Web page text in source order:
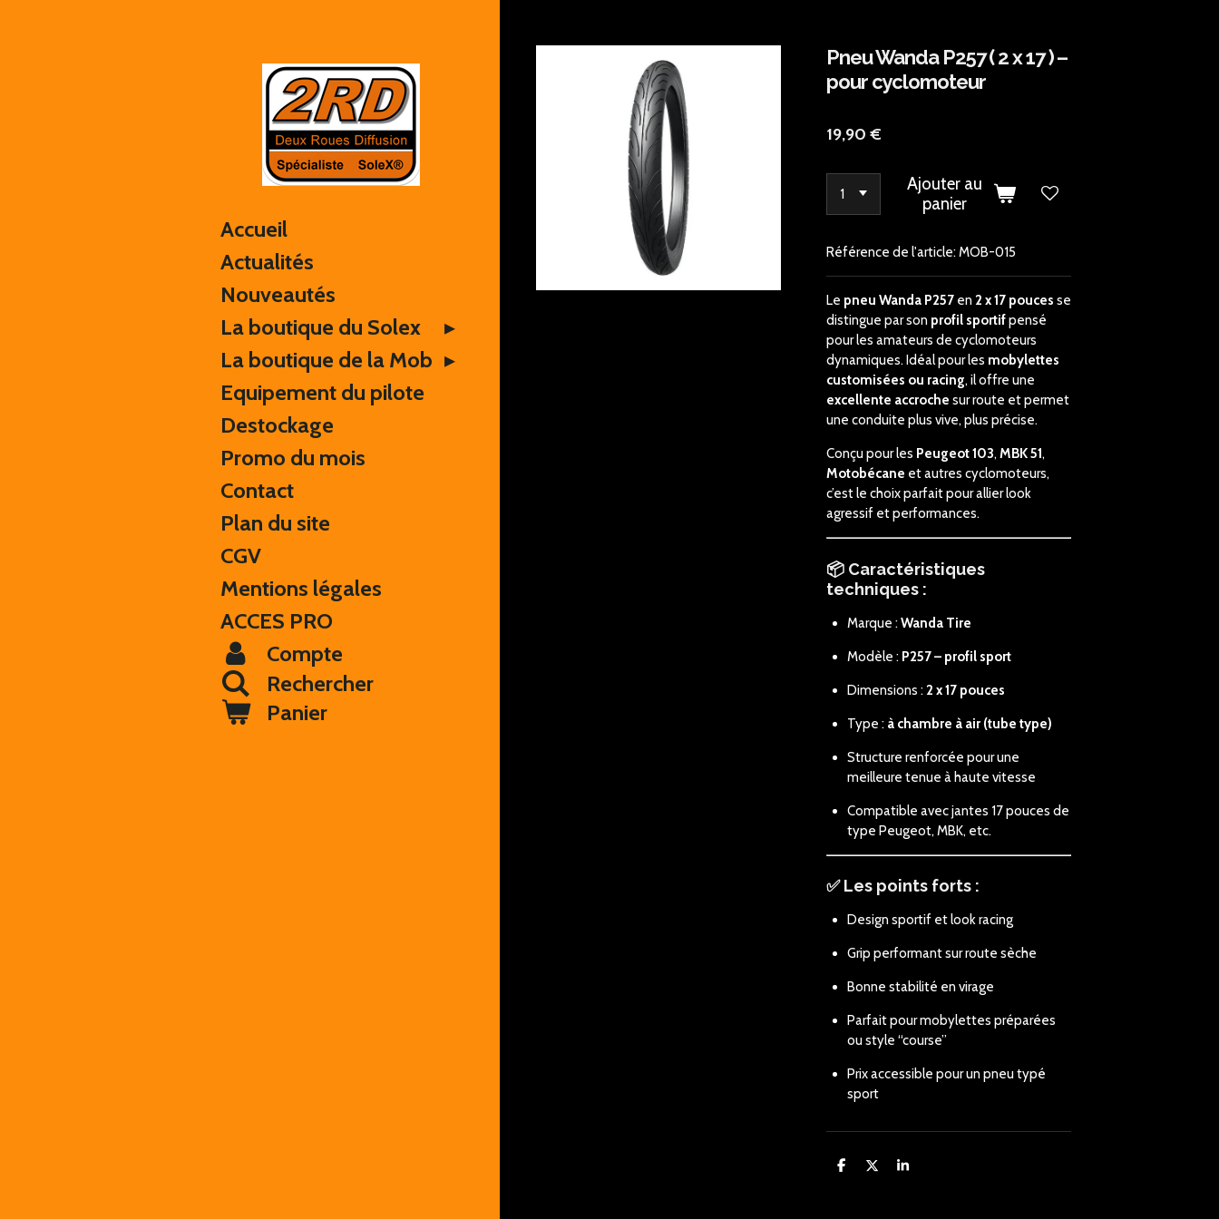
Pneu Wanda P257 ( 2 x 17 ) –
pour cyclomoteur
19,90 €
Ajouter au
panier
Référence de l'article:MOB-015
Le pneu Wanda P257 en2 x 17 pouces se
distingue par son profil sportifpensé
pour les amateurs de cyclomoteurs
dynamiques. Idéal pour les mobylettes
customisées ou racing, il offre une
excellente accroche sur route et permet
une conduite plus vive, plus précise.
Conçu pour les Peugeot 103,MBK 51,
Motobécane et autres cyclomoteurs,
c’est le choix parfait pour allier look
agressif et performances.
📦 Caractéristiques
techniques :
Marque :Wanda Tire
Modèle : P257 – profil sport
Dimensions :2 x 17 pouces
Type : à chambre à air (tube type)
Structure renforcée pour une
meilleure tenue à haute vitesse
Compatible avec jantes 17 pouces de
type Peugeot, MBK, etc.
✅ Les points forts :
Design sportif et look racing
Grip performant sur route sèche
Bonne stabilité en virage
Parfait pour mobylettes préparées
ou style “course”
Prix accessible pour un pneu typé
sport
P
P
P
Accueil
Actualités
Nouveautés
La boutique du Solex
La boutique de la Mob
Equipement du pilote
Destockage
Promo du mois
Contact
Plan du site
CGV
Mentions légales
ACCES PRO
Compte
Rechercher
Panier